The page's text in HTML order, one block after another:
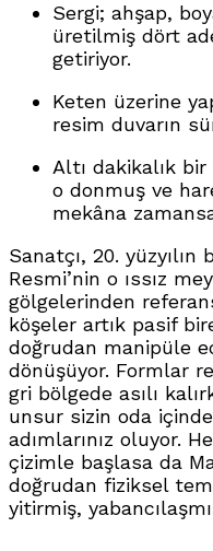
Sergi; ahşap,
üretilmiş dört
getiriyor.
Keten üzerine
resim duvarın
Altı dakikalık
o donmuş ve
mekâna
Sanatçı, 20.
Resmi’nin o ıssız
gölgelerinden
köşeler artık pasif
doğrudan manipüle
dönüşüyor. Formlar
gri bölgede asılı
unsur sizin oda
adımlarınız oluyor.
çizimle başlasa da
doğrudan fiziksel
yitirmiş,